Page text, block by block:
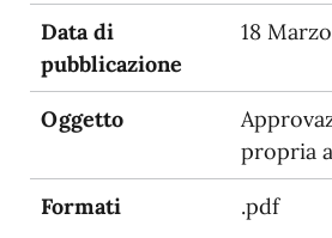
Data di
pubblicazione
18
Oggetto
propria
Formati
.pdf